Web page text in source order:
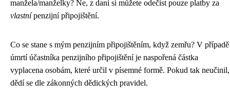
manžela/manželky? Ne, z daní si můžete odečíst pouze platby za
vlastnípenzijní připojištění.
Co se stane s mým penzijním připojištěním, když zemřu? V případě
úmrtí účastníka penzijního připojištění je naspořená částka
vyplacena osobám, které určil v písemné formě. Pokud tak neučinil,
dědí se dle zákonných dědických pravidel.